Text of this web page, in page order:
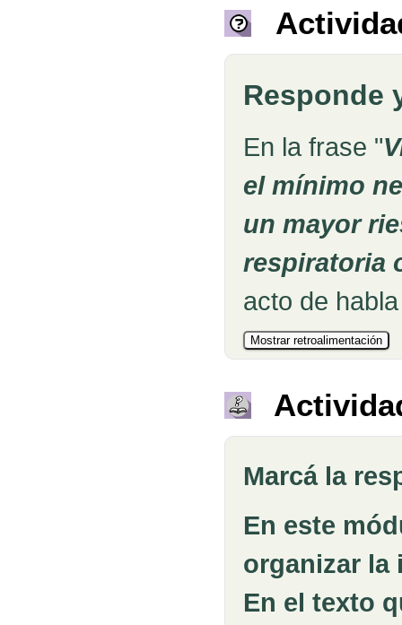
Responde
En la frase "
el mínimo
un mayor
respiratoria
acto de
Pregunta
Marcá la
En este
organizar la
En el texto